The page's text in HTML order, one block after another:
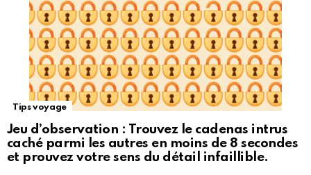
Tips voyage
Jeu d’observation : Trouvez le cadenas intrus
caché parmi les autres en moins de 8 secondes
et prouvez votre sens du détail infaillible.